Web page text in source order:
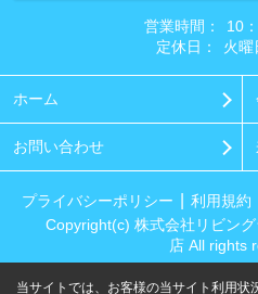
営業時間：
10
定休日：
火曜
ホーム
お問い合わせ
プライバシーポリシー 利用規約
Copyright(c) 株式会社リビン
店 All rights
当サイトでは、お客様の当サイト利用状